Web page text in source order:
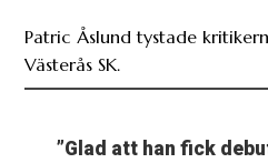
Patric Åslund tystade
Västerås SK.
”Glad att han fick